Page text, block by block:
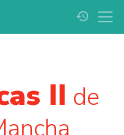
history
II de